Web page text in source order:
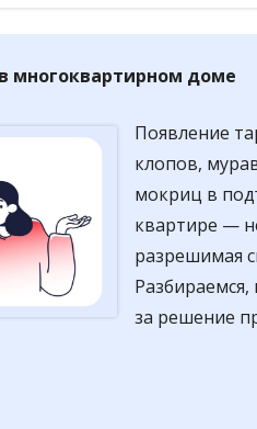
многоквартирном доме
Появление
клопов,
мокриц в
квартире —
разрешимая
Разбираемся,
за решение